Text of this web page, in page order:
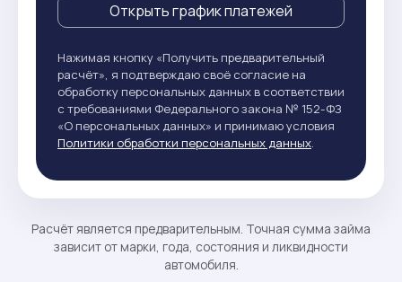
Открыть график платежей
Нажимая кнопку «Получить предварительный
расчёт», я подтверждаю своё согласие на
обработку персональных данных в соответствии
с требованиями Федерального закона № 152-ФЗ
«О персональных данных» и принимаю условия
Политики обработки персональных данных.
Расчёт является предварительным. Точная сумма займа
зависит от марки, года, состояния и ликвидности
автомобиля.